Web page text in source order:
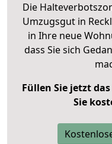
Die
Umzugsgut in
in Ihre neue
dass Sie sich
Füllen Sie jetzt
Sie